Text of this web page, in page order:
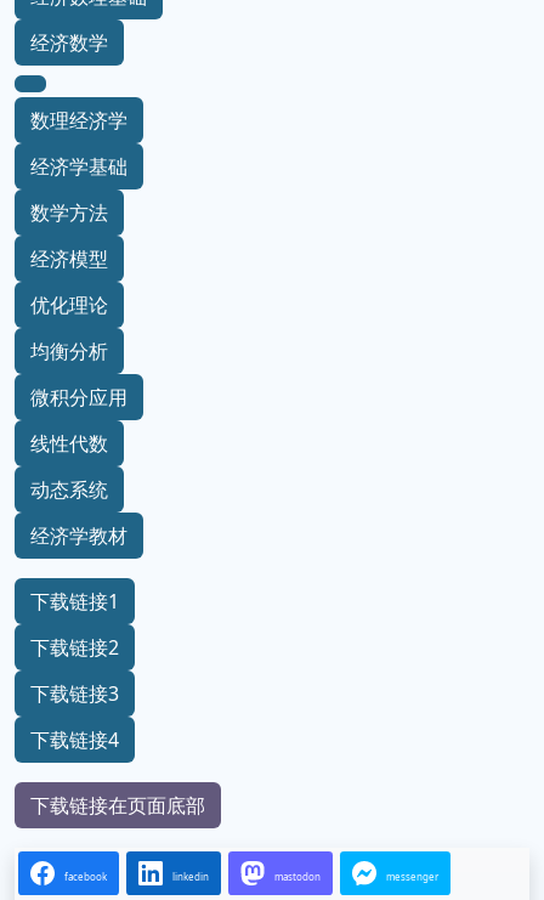
经济数学
数理经济学
经济学基础
数学方法
经济模型
优化理论
均衡分析
微积分应用
线性代数
动态系统
经济学教材
下载链接1
下载链接2
下载链接3
下载链接4
下载链接在页面底部
facebook linkedin mastodon messenger